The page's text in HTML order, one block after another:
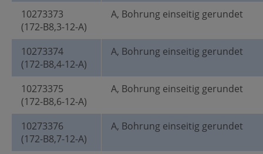
10273373
(172-B8,3-12-A)
A, Bohrung einseitig gerundet
10273374
(172-B8,4-12-A)
A, Bohrung einseitig gerundet
10273375
(172-B8,6-12-A)
A, Bohrung einseitig gerundet
10273376
(172-B8,7-12-A)
A, Bohrung einseitig gerundet